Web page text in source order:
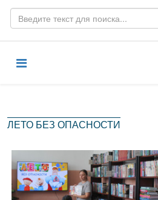
ЛЕТО БЕЗ ОПАСНОСТИ